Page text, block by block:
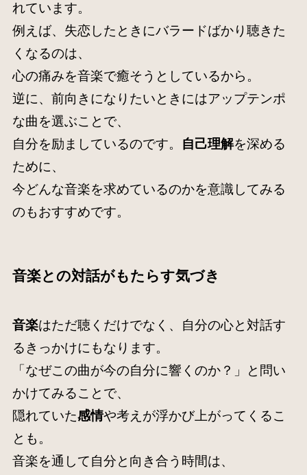
れています。
例えば、失恋したときにバラードばかり聴きた
くなるのは、
心の痛みを音楽で癒そうとしているから。
逆に、前向きになりたいときにはアップテンポ
な曲を選ぶことで、
自分を励ましているのです。 自己理解を深める
ために、
今どんな音楽を求めているのかを意識してみる
のもおすすめです。
音楽との対話がもたらす気づき
音楽はただ聴くだけでなく、自分の心と対話す
るきっかけにもなります。
「なぜこの曲が今の自分に響くのか？」と問い
かけてみることで、
隠れていた感情や考えが浮かび上がってくるこ
とも。
音楽を通して自分と向き合う時間は、